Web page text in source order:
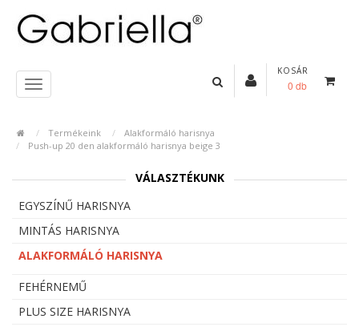
KOSÁR
0 db
Termékeink
Alakformáló harisnya
Push-up 20 den alakformáló harisnya beige 3
VÁLASZTÉKUNK
EGYSZÍNŰ HARISNYA
MINTÁS HARISNYA
ALAKFORMÁLÓ HARISNYA
FEHÉRNEMŰ
PLUS SIZE HARISNYA